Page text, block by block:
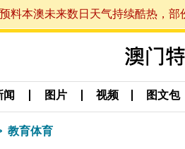
料本澳未来数日天气持续酷热，
闻 图片 视频 图文包
教育体育